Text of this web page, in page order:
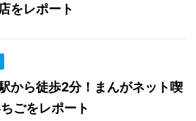
をレポート
から徒歩2分！まんがネット喫
ごをレポート